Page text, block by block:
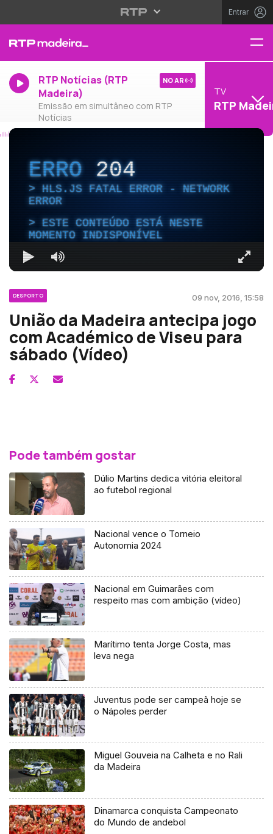
Entrar
RTP Notícias (RTP
Madeira)
Emissão em simultâneo com RTP
Notícias
NO AR
TV
RTP
ERRO204
HLS.JS FATAL ERROR - NETWORK
ERROR
ESTE CONTEÚDO ESTÁ NESTE
MOMENTO INDISPONÍVEL
DESPORTO 09 nov, 2016, 15:58
União da Madeira antecipa jogo
com Académico de Viseu para
sábado (Vídeo)
Pode também gostar
Dúlio Martins dedica vitória eleitoral
ao futebol regional
Nacional vence o Torneio
Autonomia 2024
Nacional em Guimarães com
respeito mas com ambição (vídeo)
Marítimo tenta Jorge Costa, mas
leva nega
Juventus pode ser campeã hoje se
o Nápoles perder
Miguel Gouveia na Calheta e no Rali
da Madeira
Dinamarca conquista Campeonato
do Mundo de andebol